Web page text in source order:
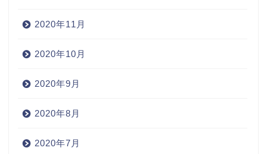
2020年11月
2020年10月
2020年9月
2020年8月
2020年7月